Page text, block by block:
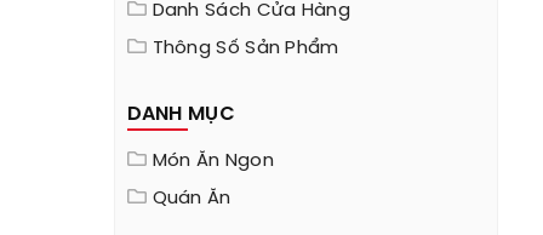
Danh Sách Cửa Hàng
Thông Số Sản Phẩm
DANH MỤC
Món Ăn Ngon
Quán Ăn